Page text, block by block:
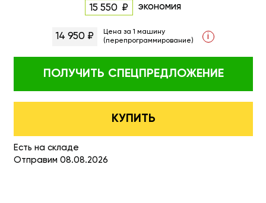
15 550 экономия
14 950 ₽
Цена за 1 машину
(перепрограммирование)
i
ПОЛУЧИТЬ СПЕЦПРЕДЛОЖЕНИЕ
КУПИТЬ
Есть на складе
Отправим 08.08.2026